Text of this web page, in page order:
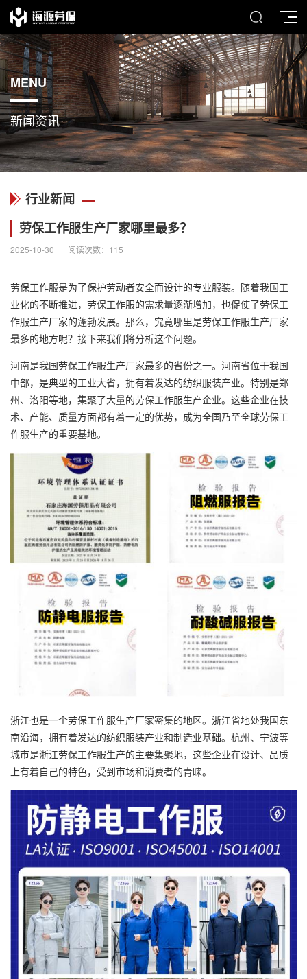
MENU
新闻资讯
行业新闻
劳保工作服生产厂家哪里最多？
2025-10-30 阅读次数： 115
劳保工作服是为了保护劳动者安全而设计的专业服装。随着我国工
业化的不断推进，劳保工作服的需求量逐渐增加，也促使了劳保工
作服生产厂家的蓬勃发展。那么，究竟哪里是劳保工作服生产厂家
最多的地方呢？接下来我们将分析这个问题。
河南是我国劳保工作服生产厂家最多的省份之一。河南省位于我国
中部，是典型的工业大省，拥有着发达的纺织服装产业。特别是郑
州、洛阳等地，集聚了大量的劳保工作服生产企业。这些企业在技
术、产能、质量方面都有着一定的优势，成为全国乃至全球劳保工
作服生产的重要基地。
浙江也是一个劳保工作服生产厂家密集的地区。浙江省地处我国东
南沿海，拥有着发达的纺织服装产业和制造业基础。杭州、宁波等
城市是浙江劳保工作服生产的主要集聚地，这些企业在设计、品质
上有着自己的特色，受到市场和消费者的青睐。